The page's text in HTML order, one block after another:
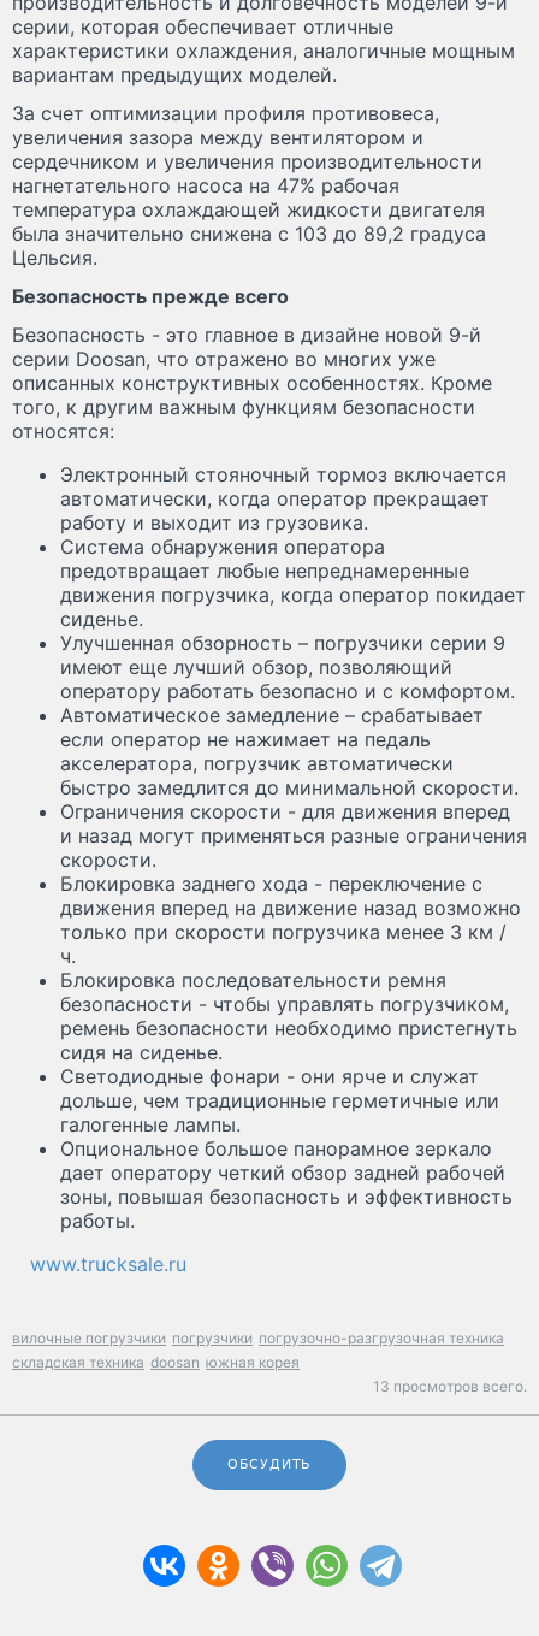
серии, которая обеспечивает отличные
характеристики охлаждения, аналогичные мощным
вариантам предыдущих моделей.
За счет оптимизации профиля противовеса,
увеличения зазора между вентилятором и
сердечником и увеличения производительности
нагнетательного насоса на 47% рабочая
температура охлаждающей жидкости двигателя
была значительно снижена с 103 до 89,2 градуса
Цельсия.
Безопасность прежде всего
Безопасность - это главное в дизайне новой 9-й
серии Doosan, что отражено во многих уже
описанных конструктивных особенностях. Кроме
того, к другим важным функциям безопасности
относятся:
Электронный стояночный тормоз включается
автоматически, когда оператор прекращает
работу и выходит из грузовика.
Система обнаружения оператора
предотвращает любые непреднамеренные
движения погрузчика, когда оператор покидает
сиденье.
Улучшенная обзорность – погрузчики серии 9
имеют еще лучший обзор, позволяющий
оператору работать безопасно и с комфортом.
Автоматическое замедление – срабатывает
если оператор не нажимает на педаль
акселератора, погрузчик автоматически
быстро замедлится до минимальной скорости.
Ограничения скорости - для движения вперед
и назад могут применяться разные ограничения
скорости.
Блокировка заднего хода - переключение с
движения вперед на движение назад возможно
только при скорости погрузчика менее 3 км /
ч.
Блокировка последовательности ремня
безопасности - чтобы управлять погрузчиком,
ремень безопасности необходимо пристегнуть
сидя на сиденье.
Светодиодные фонари - они ярче и служат
дольше, чем традиционные герметичные или
галогенные лампы.
Опциональное большое панорамное зеркало
дает оператору четкий обзор задней рабочей
зоны, повышая безопасность и эффективность
работы.
www.trucksale.ru
вилочные погрузчики погрузчики погрузочно-разгрузочная техника
складская техника doosan южная корея
13 просмотров всего.
ОБСУДИТЬ